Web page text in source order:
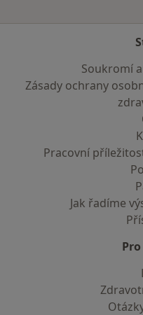
Soukromí
Zásady ochrany
Pracovní
Jak řadíme